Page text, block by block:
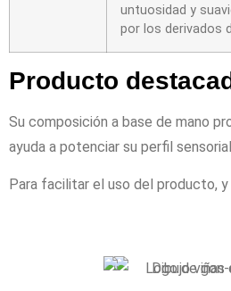
untuosidad y
por los derivados
Producto
Su composición a base de mano
ayuda a potenciar su perfil
Para facilitar el uso del producto,